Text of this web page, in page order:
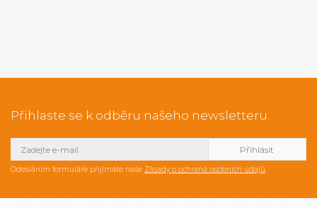
Přihlaste se k odběru našeho newsletteru.
Odesláním formuláře přijímáte naše Zásady o ochraně osobních údajů.